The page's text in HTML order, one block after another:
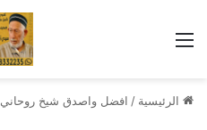
القائمة
الرئيسية / افضل واصدق شيخ روحاني